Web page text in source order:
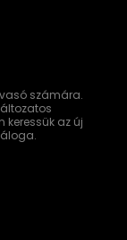
számára.
keressük az új